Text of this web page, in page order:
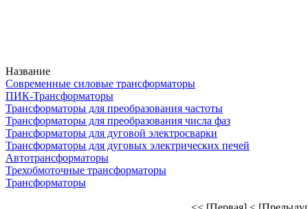
Название
Современные силовые трансформаторы
ПИК-Трансформаторы
Трансформаторы для преобразования частоты
Трансформаторы для преобразования числа фаз
Трансформаторы для дуговой электросварки
Трансформаторы для дуговых электрических печей
Автотрансформаторы
Трехобмоточные трансформаторы
Трансформаторы